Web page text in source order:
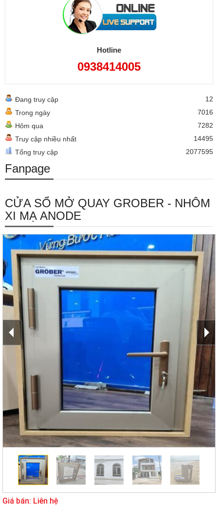
Hotline
0938414005
Đang truy cập
12
Trong ngày
7016
Hôm qua
7282
Truy cập nhiều nhất
14495
Tổng truy cập
2077595
Fanpage
CỬA SỔ MỞ QUAY GROBER - NHÔM
XI MẠ ANODE
Giá bán: Liên hệ